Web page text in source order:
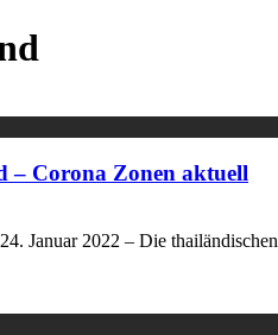
– Corona Zonen aktuell
Januar 2022 – Die